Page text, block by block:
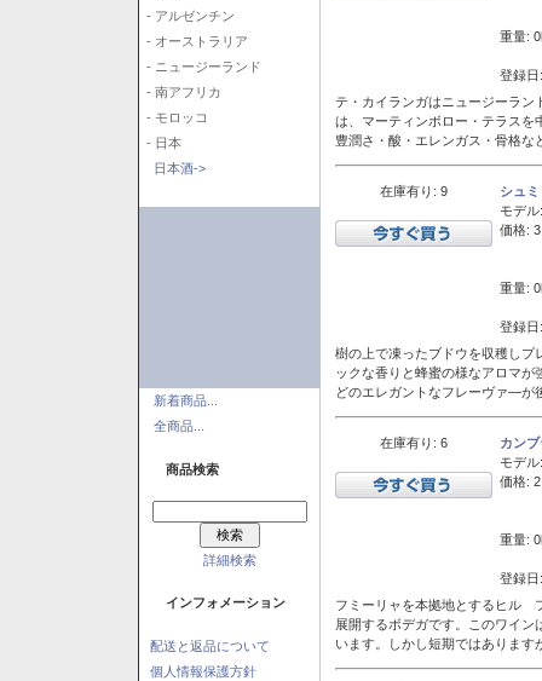
- アルゼンチン
- オーストラリア
- ニュージーランド
- 南アフリカ
- モロッコ
- 日本
日本酒->
新着商品...
全商品...
商品検索
詳細検索
インフォメーション
配送と返品について
個人情報保護方針
重量:
登録
テ・カイランガはニュージーラン
は、マーティンボロー・テラスを
豊潤さ・酸・エレンガス・骨格
在庫有り: 9
シュ
モデル:
価格:
重量:
登録
樹の上で凍ったブドウを収穫しプ
ックな香りと蜂蜜の様なアロマ
どのエレガントなフレーヴァ―が
在庫有り: 6
カン
モデル:
価格:
重量:
登録
フミーリャを本拠地とするヒル
展開するボデガです。このワイ
います。しかし短期ではありま